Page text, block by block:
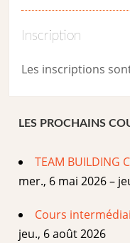
Inscription
Les inscriptions
LES PROCHAINS
TEAM BUILDING
mer., 6 mai 2026 –
Cours
jeu., 6 août 2026